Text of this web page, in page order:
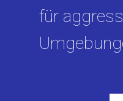
für